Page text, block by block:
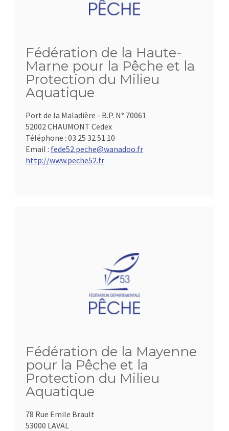
Fédération de la Haute-
Marne pour la Pêche et la
Protection du Milieu
Aquatique
Port de la Maladière - B.P. N° 70061
52002 CHAUMONT Cedex
Téléphone : 03 25 32 51 10
Email : fede52.peche@wanadoo.fr
http://www.peche52.fr
Fédération de la Mayenne
pour la Pêche et la
Protection du Milieu
Aquatique
78 Rue Emile Brault
53000 LAVAL